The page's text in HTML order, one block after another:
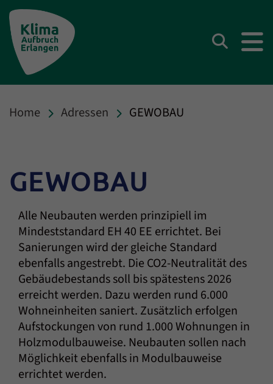
Suchen
Home Adressen GEWOBAU
GEWOBAU
Alle Neubauten werden prinzipiell im
Mindeststandard EH 40 EE errichtet. Bei
Sanierungen wird der gleiche Standard
ebenfalls angestrebt. Die CO2-Neutralität des
Gebäudebestands soll bis spätestens 2026
erreicht werden. Dazu werden rund 6.000
Wohneinheiten saniert. Zusätzlich erfolgen
Aufstockungen von rund 1.000 Wohnungen in
Holzmodulbauweise. Neubauten sollen nach
Möglichkeit ebenfalls in Modulbauweise
errichtet werden.